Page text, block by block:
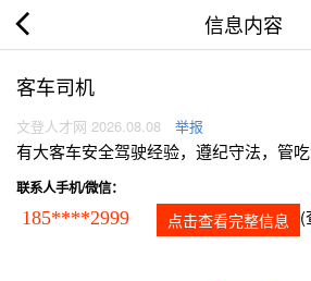
信息内容
客车司机
文登人才网 2026.08.08 举报
有大客车安全驾驶经验，遵纪守法，管
联系人手机/微信：
185****2999 点击查看完整信息 (